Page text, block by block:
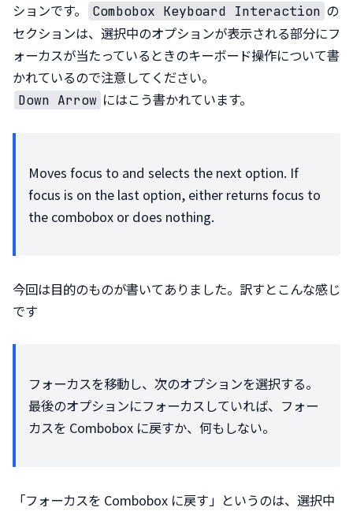
ションです。
Combobox Keyboard Interaction の
セクションは、選択中のオプションが表示される部分にフ
ォーカスが当たっているときのキーボード操作について書
Down Arrow にはこう書かれています。
Moves focus to and selects the next option. If
focus is on the last option, either returns focus to
the combobox or does nothing.
今回は目的のものが書いてありました。訳すとこんな感じ
です
フォーカスを移動し、次のオプションを選択する。
最後のオプションにフォーカスしていれば、フォー
カスを Combobox に戻すか、何もしない。
「フォーカスを Combobox に戻す」というのは、選択中